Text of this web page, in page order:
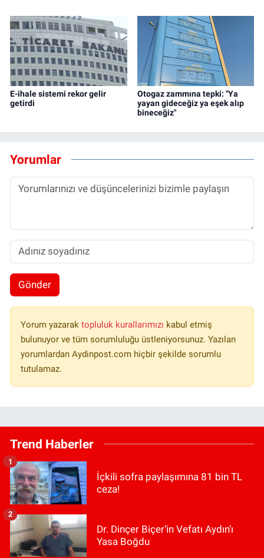
E-ihale sistemi rekor gelir
getirdi
Otogaz zammına tepki: "Ya
yayan gideceğiz ya eşek alıp
bineceğiz"
Yorumlar
Gönder
Yorum yazarak topluluk kurallarımızı kabul etmiş
bulunuyor ve tüm sorumluluğu üstleniyorsunuz. Yazılan
yorumlardan Aydinpost.com hiçbir şekilde sorumlu
tutulamaz.
Trend Haberler
İçkili sofra paylaşımına 81 bin TL
ceza!
1
Dr. Dinçer Biçer’in Vefatı Aydın’ı
Yasa Boğdu
2